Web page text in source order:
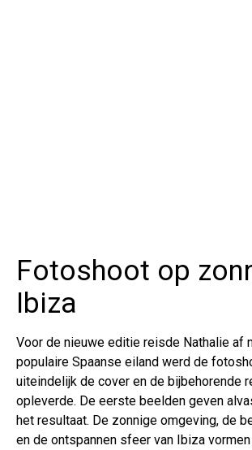
Fotoshoot op
Ibiza
Voor de nieuwe editie reisde Nathalie af
populaire Spaanse eiland werd de
uiteindelijk de cover en de bijbehorende
opleverde. De eerste beelden geven
het resultaat. De zonnige omgeving, de
en de ontspannen sfeer van Ibiza